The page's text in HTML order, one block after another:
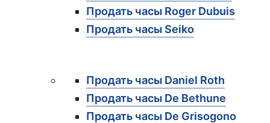
Продать часы Roger Dubuis
Продать часы Seiko
Продать часы Daniel Roth
Продать часы De Bethune
Продать часы De Grisogono